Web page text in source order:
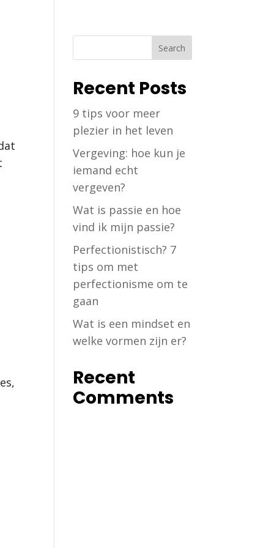
Over Ons
Recent Posts
9 tips voor meer
plezier in het leven
Vergeving: hoe kun je
iemand echt
vergeven?
Wat is passie en hoe
vind ik mijn passie?
Perfectionistisch? 7
tips om met
perfectionisme om te
gaan
Wat is een mindset en
welke vormen zijn er?
Recent
Comments